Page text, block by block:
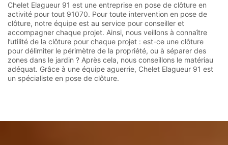
Chelet Elagueur 91 est une entreprise en pose de clôture en
activité pour tout 91070. Pour toute intervention en pose de
clôture, notre équipe est au service pour conseiller et
accompagner chaque projet. Ainsi, nous veillons à connaître
l’utilité de la clôture pour chaque projet : est-ce une clôture
pour délimiter le périmètre de la propriété, ou à séparer des
zones dans le jardin ? Après cela, nous conseillons le matériau
adéquat. Grâce à une équipe aguerrie, Chelet Elagueur 91 est
un spécialiste en pose de clôture.